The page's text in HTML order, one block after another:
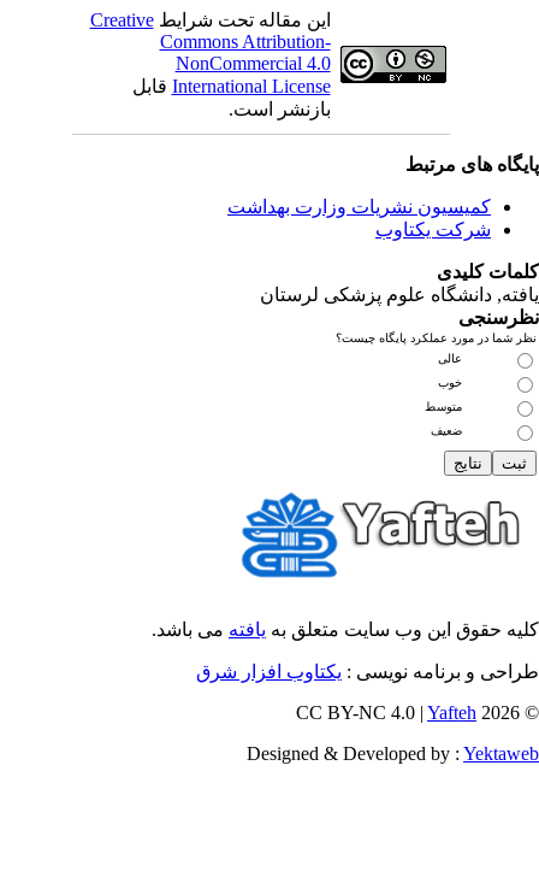
این مقاله تحت شرایطCreative
Commons Attribution-
NonCommercial 4.0
International Licenseقابل
بازنشر است.
های مرتبط
کمیسیون نشریات وزارت بهداشت
شرکت یکتاوب
کلیدی
, دانشگاه علوم پزشکی لرستان
شما در مورد عملکرد پایگاه چیست؟
عالی
خوب
متوسط
ضعیف
حقوق این وب سایت متعلق بهیافتهمی باشد.
و برنامه نویسی : یکتاوب افزار شرق
©
Yafteh
Designed & Developed by :